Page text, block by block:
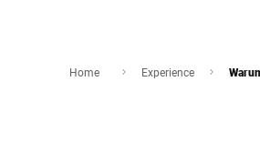
Home Experience